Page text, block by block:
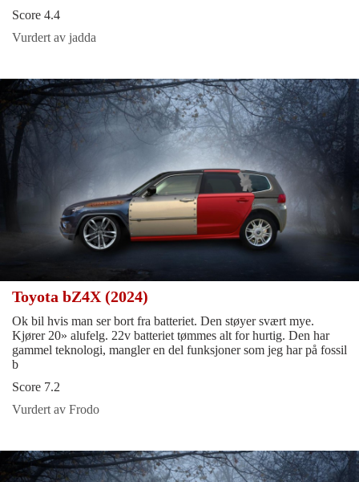
Score 4.4
Vurdert av jadda
Toyota bZ4X (2024)
Ok bil hvis man ser bort fra batteriet. Den støyer svært mye.
Kjører 20» alufelg. 22v batteriet tømmes alt for hurtig. Den har
gammel teknologi, mangler en del funksjoner som jeg har på fossil
b
Score 7.2
Vurdert av Frodo